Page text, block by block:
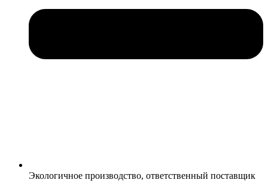
Экологичное производство, ответственный поставщик